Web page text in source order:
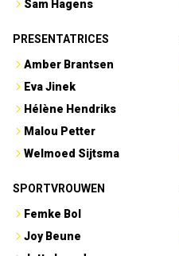
Sam Hagens
PRESENTATRICES
Amber Brantsen
Eva Jinek
Hélène Hendriks
Malou Petter
Welmoed Sijtsma
SPORTVROUWEN
Femke Bol
Joy Beune